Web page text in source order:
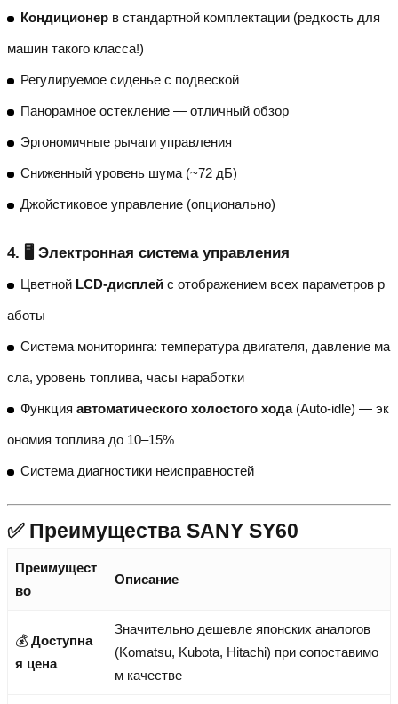
Кондиционер в стандартной комплектации (редкость для
машин такого класса!)
Регулируемое сиденье с подвеской
Панорамное остекление — отличный обзор
Эргономичные рычаги управления
Сниженный уровень шума (~72 дБ)
Джойстиковое управление (опционально)
4. 🖥️ Электронная система управления
Цветной LCD-дисплей с отображением всех параметров р
аботы
Система мониторинга: температура двигателя, давление ма
сла, уровень топлива, часы наработки
Функция автоматического холостого хода(Auto-idle) — эк
ономия топлива до 10–15%
Система диагностики неисправностей
✅ Преимущества SANY SY60
Преимущест
во
Описание
💰 Доступна
я цена
Значительно дешевле японских аналогов
(Komatsu, Kubota, Hitachi) при сопоставимо
м качестве